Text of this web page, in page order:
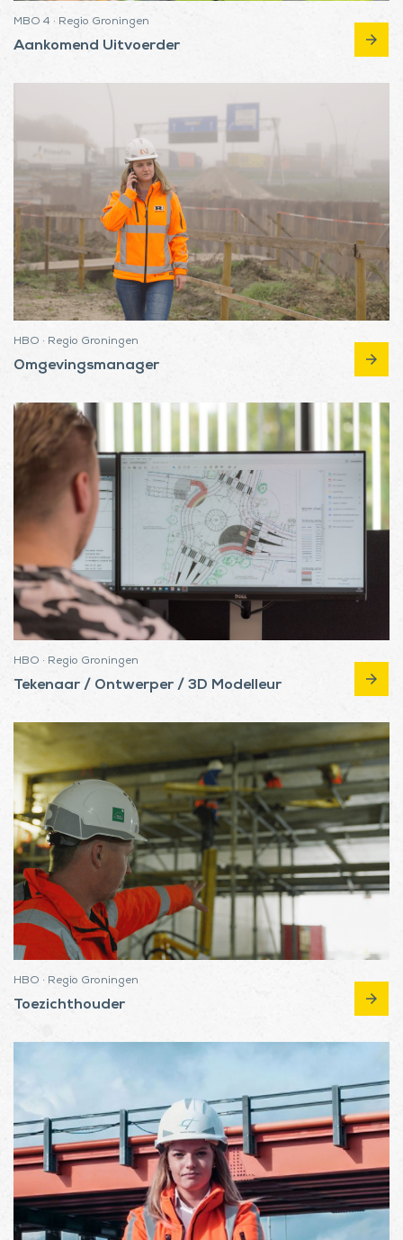
MBO 4 · Regio Groningen
Aankomend Uitvoerder arrow_forward
HBO · Regio Groningen
Omgevingsmanager arrow_forward
HBO · Regio Groningen
Tekenaar / Ontwerper / 3D Modelleur arrow_forward
HBO · Regio Groningen
Toezichthouder arrow_forward